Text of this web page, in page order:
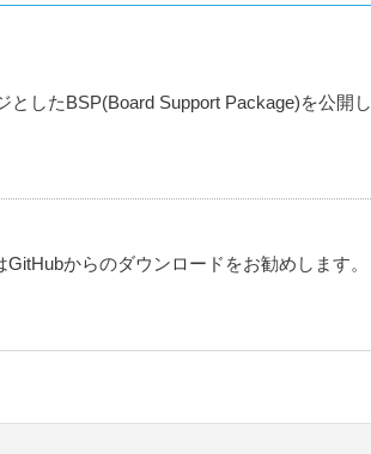
したBSP(Board Support Package)を公開し
からのダウンロードをお勧めします。